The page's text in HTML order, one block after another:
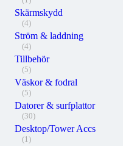
Skärmskydd
(4)
Ström & laddning
(4)
Tillbehör
(5)
Väskor & fodral
(5)
Datorer & surfplattor
(30)
Desktop/Tower Accs
(1)